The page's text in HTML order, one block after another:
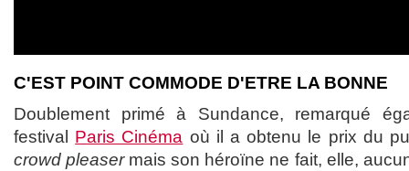
C'EST POINT COMMODE D'ETRE LA BONNE
Doublement primé à Sundance, remarqué
festival Paris Cinéma où il a obtenu le prix du
crowd pleasermais son héroïne ne fait, elle,